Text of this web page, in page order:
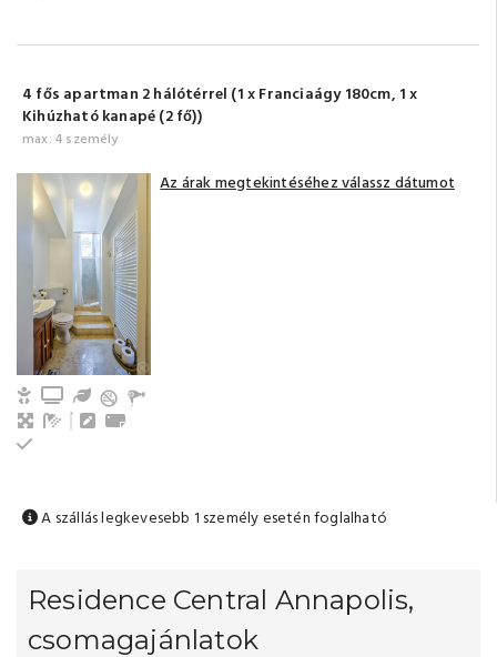
4 fős apartman 2 hálótérrel (1 x Franciaágy 180cm, 1 x
Kihúzható kanapé (2 fő))
max. 4 személy
Gyerek- és bababarát
TV Kert / Udvar / Zöld udvar
Nappali, közös tér
Fürdőszoba tusolóval (saját)
Íróasztal
Az árak megtekintéséhez válassz dátumot
A szállás legkevesebb 1 személy esetén foglalható
Residence Central Annapolis,
csomagajánlatok